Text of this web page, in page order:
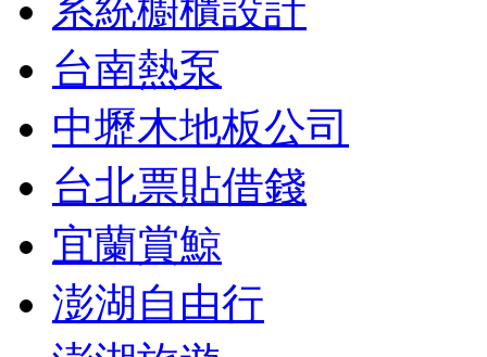
系統櫥櫃設計
台南熱泵
中壢木地板公司
台北票貼借錢
宜蘭賞鯨
澎湖自由行